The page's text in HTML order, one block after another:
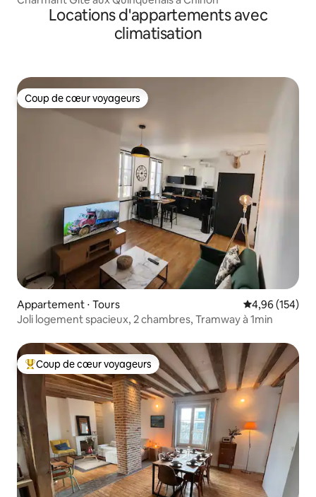
Locations d'appartements avec
climatisation
Coup de cœur voyageurs
Coup de cœur voyageurs
Appartement ⋅ Tours Évaluation
4,96 (154)
Joli logement spacieux, 2 chambres, Tramway à 1min
Coups de cœur voyageurs les plus appréciés
Coup de cœur voyageurs